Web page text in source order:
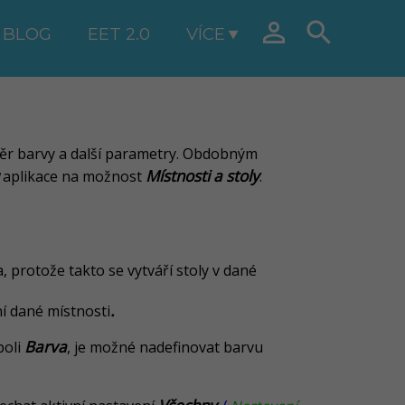
BLOG EET 2.0 VÍCE  
barvy a další parametry. Obdobným
aplikace na možnost Místnosti a stoly.
protože takto se vytváří stoly v dané
dané místnosti.
Barva, je možné nadefinovat barvu